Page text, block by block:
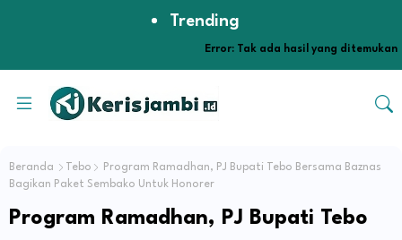
Trending
Error: Tak ada hasil yang ditemukan
Beranda Tebo
Program Ramadhan, PJ Bupati Tebo Bersama Baznas
Bagikan Paket Sembako Untuk Honorer
Program Ramadhan, PJ Bupati Tebo